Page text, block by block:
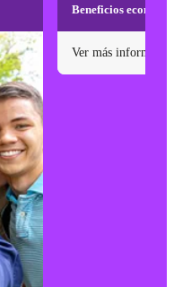
Beneficios
Ver más